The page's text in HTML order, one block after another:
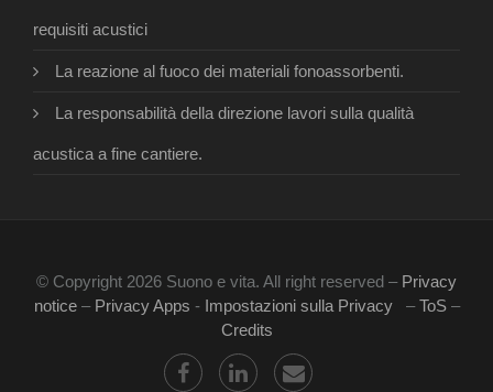
requisiti acustici
La reazione al fuoco dei materiali fonoassorbenti.
La responsabilità della direzione lavori sulla qualità
acustica a fine cantiere.
© Copyright 2026 Suono e vita. All right reserved – Privacy
notice– Privacy Apps - Impostazioni sulla Privacy–ToS–
Credits